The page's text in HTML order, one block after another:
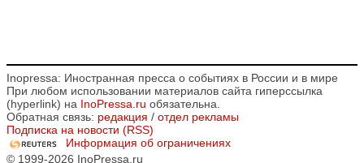
Inopressa: Иностранная пресса о событиях в России и в мире
При любом использовании материалов сайта гиперссылка
(hyperlink) на InoPressa.ru обязательна.
Обратная связь: редакция / отдел рекламы
Подписка на новости (RSS)
Информация об ограничениях
© 1999-2026 InoPressa.ru